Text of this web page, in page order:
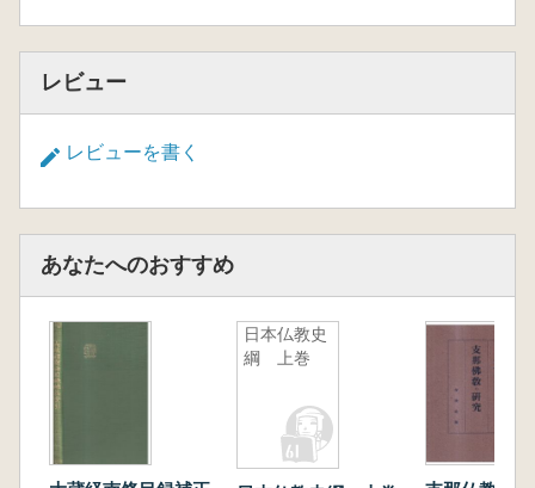
レビュー
レビューを書く
あなたへのおすすめ
日本仏教史
綱 上巻